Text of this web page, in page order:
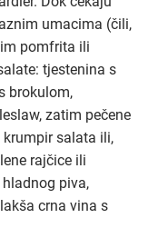
umacima (čili,
pomfrita ili
tjestenina s
brokulom,
zatim pečene
krumpir salata ili,
rajčice ili
piva,
crna vina s